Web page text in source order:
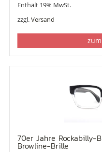
Enthält 19% MwSt.
zzgl.Versand
70er Jahre Rockabilly-
Browline-Brille